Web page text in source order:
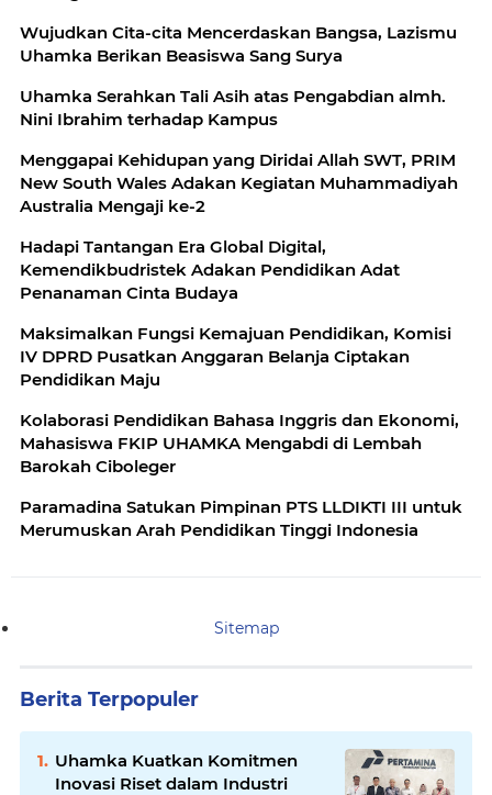
Wujudkan Cita-cita Mencerdaskan Bangsa, Lazismu
Uhamka Berikan Beasiswa Sang Surya
Uhamka Serahkan Tali Asih atas Pengabdian almh.
Nini Ibrahim terhadap Kampus
Menggapai Kehidupan yang Diridai Allah SWT, PRIM
New South Wales Adakan Kegiatan Muhammadiyah
Australia Mengaji ke-2
Hadapi Tantangan Era Global Digital,
Kemendikbudristek Adakan Pendidikan Adat
Penanaman Cinta Budaya
Maksimalkan Fungsi Kemajuan Pendidikan, Komisi
IV DPRD Pusatkan Anggaran Belanja Ciptakan
Pendidikan Maju
Kolaborasi Pendidikan Bahasa Inggris dan Ekonomi,
Mahasiswa FKIP UHAMKA Mengabdi di Lembah
Barokah Ciboleger
Paramadina Satukan Pimpinan PTS LLDIKTI III untuk
Merumuskan Arah Pendidikan Tinggi Indonesia
Sitemap
Berita Terpopuler
Uhamka Kuatkan Komitmen
Inovasi Riset dalam Industri